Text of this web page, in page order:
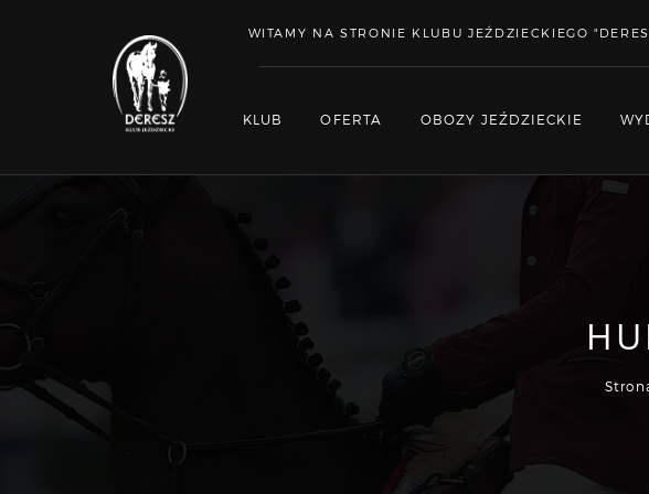
WITAMY NA STRONIE KLUBU JEŹDZIECKIEGO
KLUB OFERTA OBOZY JEŹDZIECKIE